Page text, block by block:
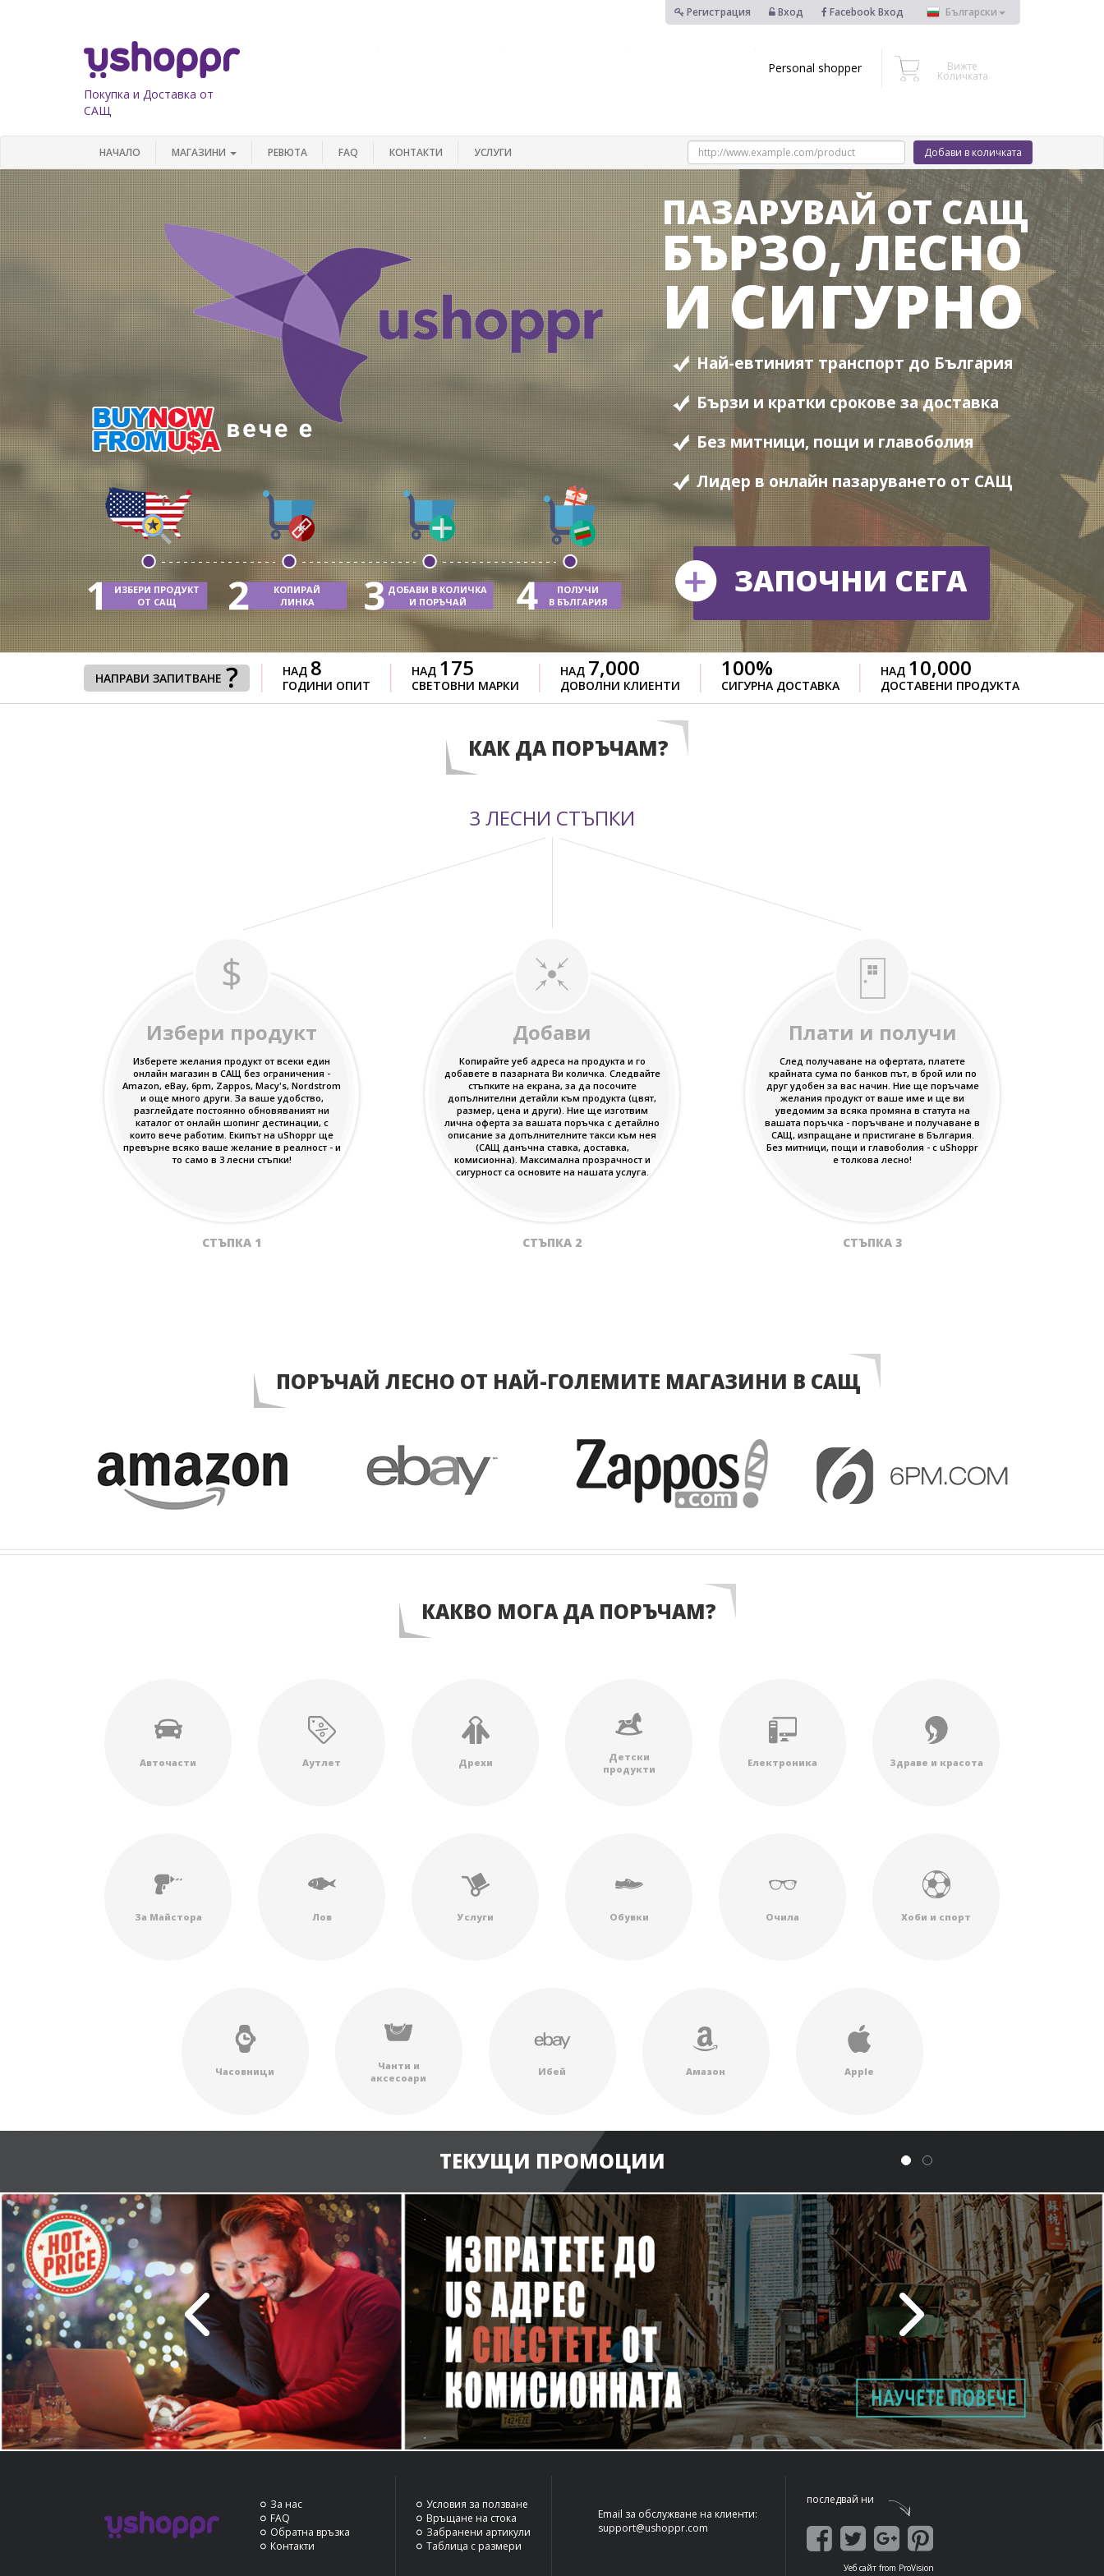
Регистрация Вход Facebook Вход Български
Покупка и Доставка от
САЩ
Personal shopper Вижте
Количката
Добави в количката
НАЧАЛО МАГАЗИНИ РЕВЮТА FAQ КОНТАКТИ УСЛУГИ
ИЗБЕРИ ПРОДУКТ
ОТ САЩ
КОПИРАЙ
ЛИНКА
ДОБАВИ В КОЛИЧКА
И ПОРЪЧАЙ
ПОЛУЧИ
В БЪЛГАРИЯ
ПАЗАРУВАЙ OT САЩ
БЪРЗО, ЛЕСНО
И СИГУРНО
Най-евтиният транспорт до България
Бързи и кратки срокове за доставка
Без митници, пощи и главоболия
Лидер в онлайн пазаруването от САЩ
ЗАПОЧНИ СЕГА
НАПРАВИ ЗАПИТВАНЕ НАД 8
ГОДИНИ ОПИТ
НАД 175
СВЕТОВНИ МАРКИ
НАД 7,000
ДОВОЛНИ КЛИЕНТИ
100%
СИГУРНА ДОСТАВКА
НАД 10,000
ДОСТАВЕНИ ПРОДУКТА
КАК ДА ПОРЪЧАМ?
3 ЛЕСНИ СТЪПКИ
Избери продукт
Изберете желания продукт от всеки един
онлайн магазин в САЩ без ограничения -
Amazon, eBay, 6pm, Zappos, Macy's, Nordstrom
и още много други. За ваше удобство,
разглейдате постоянно обновяваният ни
каталог от онлайн шопинг дестинации, с
които вече работим. Екипът на uShoppr ще
превърне всяко ваше желание в реалност - и
то само в 3 лесни стъпки!
СТЪПКА 1
Добави
Копирайте уеб адреса на продукта и го
добавете в пазарната Ви количка. Следвайте
стъпките на екрана, за да посочите
допълнителни детайли към продукта (цвят,
размер, цена и други). Ние ще изготвим
лична оферта за вашата поръчка с детайлно
описание за допълнителните такси към нея
(САЩ данъчна ставка, доставка,
комисионна). Максимална прозрачност и
сигурност са основите на нашата услуга.
СТЪПКА 2
Плати и получи
След получаване на офертата, платете
крайната сума по банков път, в брой или по
друг удобен за вас начин. Ние ще поръчаме
желания продукт от ваше име и ще ви
уведомим за всяка промяна в статута на
вашата поръчка - поръчване и получаване в
САЩ, изпращане и пристигане в България.
Без митници, пощи и главоболия - с uShoppr
е толкова лесно!
СТЪПКА 3
ПОРЪЧАЙ ЛЕСНО ОТ НАЙ-ГОЛЕМИТЕ МАГАЗИНИ В САЩ
КАКВО МОГА ДА ПОРЪЧАМ?
Авточасти Аутлет Дрехи
Детски
продукти
Електроника Здраве и красота
За Майстора Лов Услуги Обувки Очила Хоби и спорт
Часовници
Чанти и
аксесоари
Ибей Амазон Apple
ТЕКУЩИ ПРОМОЦИИ
За нас
FAQ
Обратна връзка
Контакти
Условия за ползване
Връщане на стока
Забранени артикули
Таблица с размери
Email за обслужване на клиенти:
support@ushoppr.com
последвай ни
Уеб сайт from ProVision